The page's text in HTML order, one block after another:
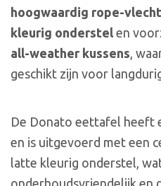
hoogwaardig rope-
kleurig onderstel en
all-weather kussens,
geschikt zijn voor
De Donato eettafel heeft
en is uitgevoerd met een
latte kleurig onderstel,
onderhoudsvriendelijk en